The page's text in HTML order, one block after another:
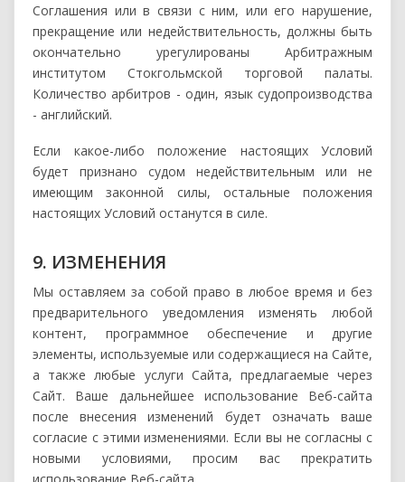
Соглашения или в связи с ним, или его нарушение,
прекращение или недействительность, должны быть
окончательно урегулированы Арбитражным
институтом Стокгольмской торговой палаты.
Количество арбитров - один, язык судопроизводства
- английский.
Если какое-либо положение настоящих Условий
будет признано судом недействительным или не
имеющим законной силы, остальные положения
настоящих Условий останутся в силе.
9. ИЗМЕНЕНИЯ
Мы оставляем за собой право в любое время и без
предварительного уведомления изменять любой
контент, программное обеспечение и другие
элементы, используемые или содержащиеся на Сайте,
а также любые услуги Сайта, предлагаемые через
Сайт. Ваше дальнейшее использование Веб-сайта
после внесения изменений будет означать ваше
согласие с этими изменениями. Если вы не согласны с
новыми условиями, просим вас прекратить